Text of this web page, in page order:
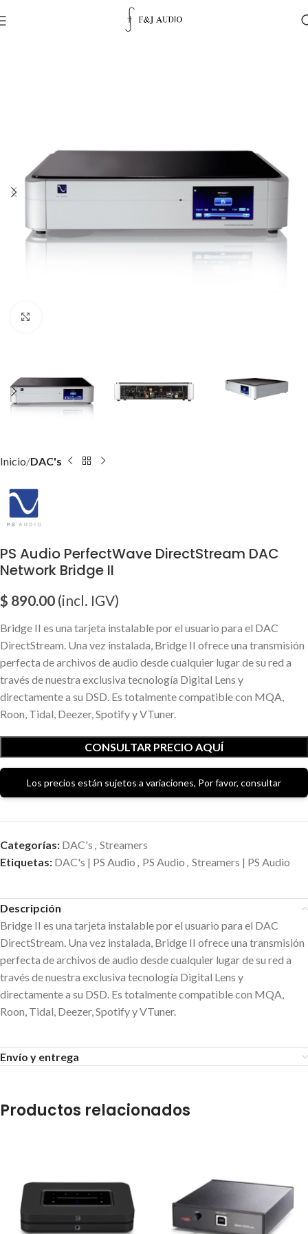
Inicio DAC's
PS Audio PerfectWave DirectStream DAC
Network Bridge II
$ 890.00 (incl. IGV)
Bridge II es una tarjeta instalable por el usuario para el DAC
DirectStream. Una vez instalada, Bridge II ofrece una transmisión
perfecta de archivos de audio desde cualquier lugar de su red a
través de nuestra exclusiva tecnología Digital Lens y
directamente a su DSD. Es totalmente compatible con MQA,
Roon, Tidal, Deezer, Spotify y VTuner.
CONSULTAR PRECIO AQUÍ
Los precios están sujetos a variaciones, Por favor, consultar
Categorías: DAC's , Streamers
Etiquetas: DAC's | PS Audio , PS Audio , Streamers | PS Audio
Descripción
Bridge II es una tarjeta instalable por el usuario para el DAC
DirectStream. Una vez instalada, Bridge II ofrece una transmisión
perfecta de archivos de audio desde cualquier lugar de su red a
través de nuestra exclusiva tecnología Digital Lens y
directamente a su DSD. Es totalmente compatible con MQA,
Roon, Tidal, Deezer, Spotify y VTuner.
Envío y entrega
Productos relacionados